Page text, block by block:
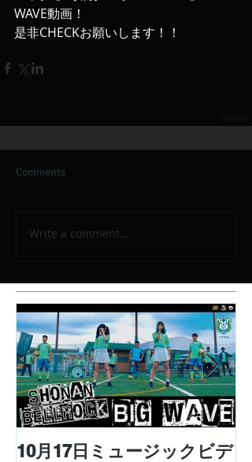
WAVE動画！
是非CHECKお願いします！！
Comments
Write a comment...
10月17日ミュージックビデ